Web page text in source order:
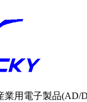
業用電子製品(AD/